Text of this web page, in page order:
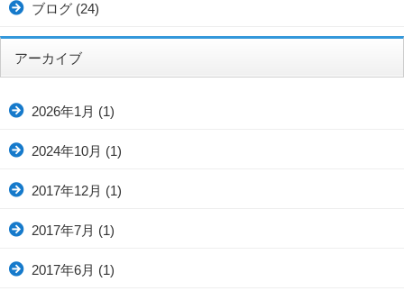
ブログ (24)
アーカイブ
2026年1月 (1)
2024年10月 (1)
2017年12月 (1)
2017年7月 (1)
2017年6月 (1)